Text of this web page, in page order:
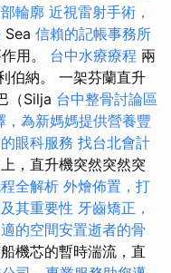
輪廓 近視雷射手術，
Sea 信賴的記帳事務所
用。 台中水療療程 兩
伯納。 一架芬蘭直升
（Silja 台中整骨討論區
，為新媽媽提供營養豐
眼科服務 找台北會計
，直升機突然突然突
全解析 外燴佈置，打
其重要性 牙齒矯正，
的空間安置逝者的骨
機芯的暫時湍流，直